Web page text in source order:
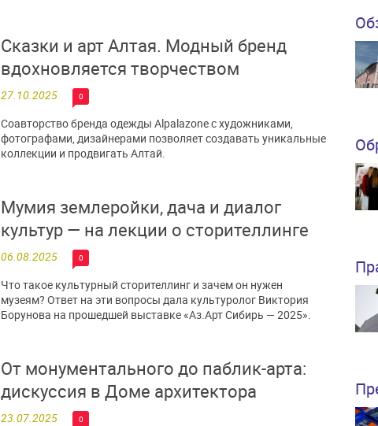
Сказки и арт Алтая. Модный бренд
вдохновляется творчеством
27.10.2025 0
Соавторство бренда одежды Alpalazone с художниками,
фотографами, дизайнерами позволяет создавать уникальные
коллекции и продвигать Алтай.
Мумия землеройки, дача и диалог
культур — на лекции о сторителлинге
06.08.2025 0
Что такое культурный сторителлинг и зачем он нужен
музеям? Ответ на эти вопросы дала культуролог Виктория
Борунова на прошедшей выставке «Аз.Арт Сибирь — 2025».
От монументального до паблик-арта:
дискуссия в Доме архитектора
23.07.2025 0